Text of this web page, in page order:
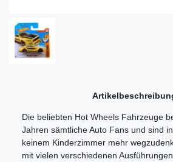
Die beliebten Hot Wheels Fahrzeuge
Jahren sämtliche Auto Fans und sind
keinem Kinderzimmer mehr
mit vielen verschiedenen